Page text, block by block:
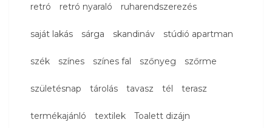
retró retró nyaraló ruharendszerezés
saját lakás sárga skandináv stúdió apartman
szék színes színes fal szőnyeg szőrme
születésnap tárolás tavasz tél terasz
termékajánló textilek Toalett dizájn